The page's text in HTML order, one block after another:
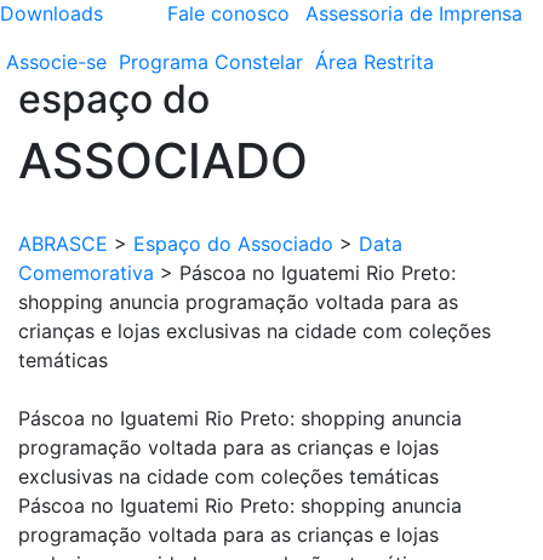
Downloads
Fale conosco
Assessoria de Imprensa
Associe-se Programa Constelar Área Restrita
espaço do
ASSOCIADO
ABRASCE > Espaço do Associado > Data
Comemorativa > Páscoa no Iguatemi Rio Preto:
shopping anuncia programação voltada para as
crianças e lojas exclusivas na cidade com coleções
temáticas
Páscoa no Iguatemi Rio Preto: shopping anuncia
programação voltada para as crianças e lojas
exclusivas na cidade com coleções temáticas
Páscoa no Iguatemi Rio Preto: shopping anuncia
programação voltada para as crianças e lojas